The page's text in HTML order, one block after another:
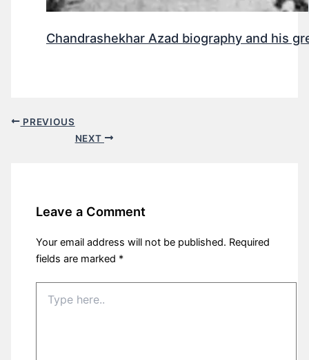
Chandrashekhar Azad biography and his
PREVIOUS
NEXT
Leave a Comment
Your email address will not be published. Required
fields are marked *
here..